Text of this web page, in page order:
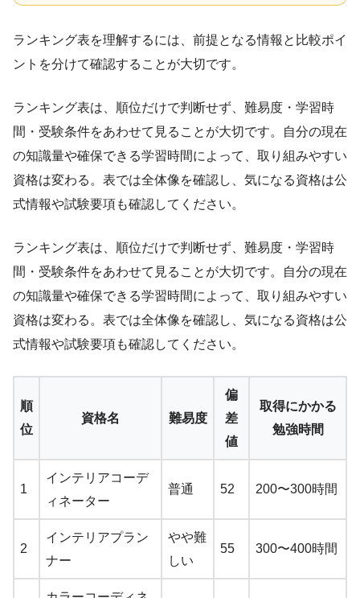
ランキング表を理解するには、前提となる情報と比較ポイ
ントを分けて確認することが大切です。
ランキング表は、順位だけで判断せず、難易度・学習時
間・受験条件をあわせて見ることが大切です。自分の現在
の知識量や確保できる学習時間によって、取り組みやすい
資格は変わる。表では全体像を確認し、気になる資格は公
式情報や試験要項も確認してください。
ランキング表は、順位だけで判断せず、難易度・学習時
間・受験条件をあわせて見ることが大切です。自分の現在
の知識量や確保できる学習時間によって、取り組みやすい
資格は変わる。表では全体像を確認し、気になる資格は公
式情報や試験要項も確認してください。
順
位
資格名 難易度
偏
差
値
取得にかかる
勉強時間
1
インテリアコーデ
ィネーター
普通 52 200〜300時間
2
インテリアプラン
ナー
やや難
しい
55 300〜400時間